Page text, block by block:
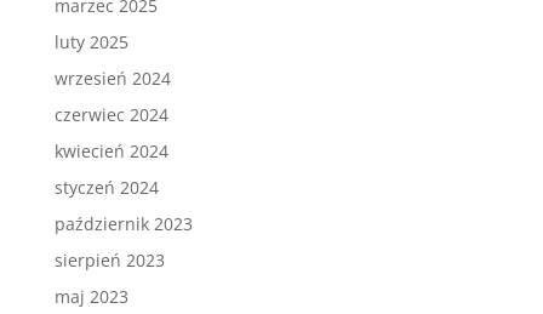
marzec 2025
luty 2025
wrzesień 2024
czerwiec 2024
kwiecień 2024
styczeń 2024
październik 2023
sierpień 2023
maj 2023